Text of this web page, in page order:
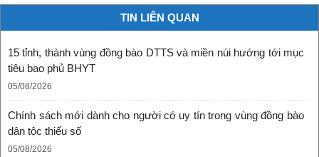
TIN LIÊN QUAN
15 tỉnh, thành vùng đồng bào DTTS và miền núi hướng tới mục
tiêu bao phủ BHYT
05/08/2026
Chính sách mới dành cho người có uy tín trong vùng đồng bào
dân tộc thiểu số
05/08/2026